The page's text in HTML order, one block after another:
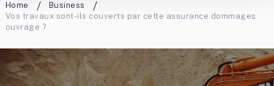
Home
Business
Vos travaux sont-ils couverts par cette assurance dommages
ouvrage ?